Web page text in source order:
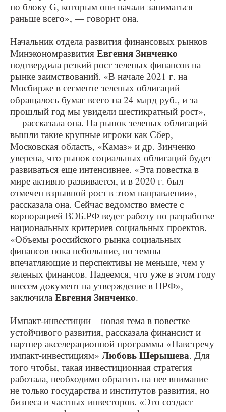
по блоку G, которым они начали заниматься
раньше всего», — говорит она.
Начальник отдела развития финансовых рынков
Минэкономразвития Евгения Зинченко
подтвердила резкий рост зеленых финансов на
рынке заимствований. «В начале 2021 г. на
Мосбирже в сегменте зеленых облигаций
обращалось бумаг всего на 24 млрд руб., и за
прошлый год мы увидели шестикратный рост»,
— рассказала она. На рынок зеленых облигаций
вышли такие крупные игроки как Сбер,
Московская область, «Камаз» и др. Зинченко
уверена, что рынок социальных облигаций будет
развиваться еще интенсивнее. «Эта повестка в
мире активно развивается, и в 2020 г. был
отмечен взрывной рост в этом направлении», —
рассказала она. Сейчас ведомство вместе с
корпорацией ВЭБ.РФ ведет работу по разработке
национальных критериев социальных проектов.
«Объемы российского рынка социальных
финансов пока небольшие, но темпы
впечатляющие и перспективы не меньше, чем у
зеленых финансов. Надеемся, что уже в этом году
внесем документ на утверждение в ПРФ», —
заключила Евгения Зинченко.
Импакт-инвестиции – новая тема в повестке
устойчивого развития, рассказала финансист и
партнер акселерационной программы «Навстречу
импакт-инвестициям» Любовь Шерышева. Для
того чтобы, такая инвестиционная стратегия
работала, необходимо обратить на нее внимание
не только государства и институтов развития, но
бизнеса и частных инвесторов. «Это создаст